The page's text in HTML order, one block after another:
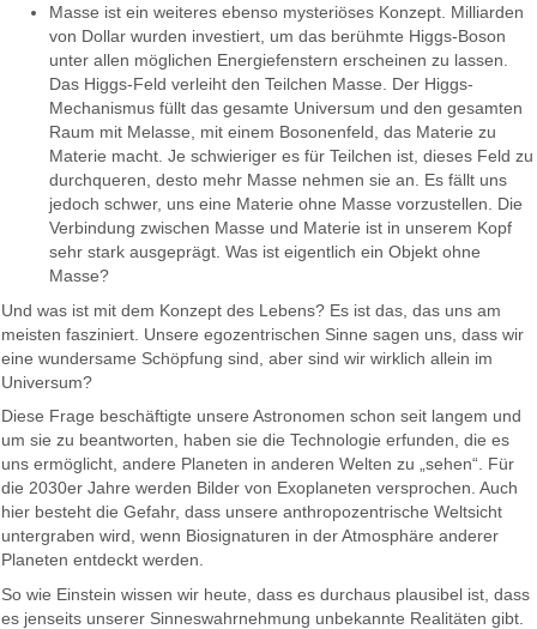
Masse ist ein weiteres ebenso mysteriöses Konzept. Milliarden
von Dollar wurden investiert, um das berühmte Higgs-Boson
unter allen möglichen Energiefenstern erscheinen zu lassen.
Das Higgs-Feld verleiht den Teilchen Masse. Der Higgs-
Mechanismus füllt das gesamte Universum und den gesamten
Raum mit Melasse, mit einem Bosonenfeld, das Materie zu
Materie macht. Je schwieriger es für Teilchen ist, dieses Feld zu
durchqueren, desto mehr Masse nehmen sie an. Es fällt uns
jedoch schwer, uns eine Materie ohne Masse vorzustellen. Die
Verbindung zwischen Masse und Materie ist in unserem Kopf
sehr stark ausgeprägt. Was ist eigentlich ein Objekt ohne
Masse?
Und was ist mit dem Konzept des Lebens? Es ist das, das uns am
meisten fasziniert. Unsere egozentrischen Sinne sagen uns, dass wir
eine wundersame Schöpfung sind, aber sind wir wirklich allein im
Universum?
Diese Frage beschäftigte unsere Astronomen schon seit langem und
um sie zu beantworten, haben sie die Technologie erfunden, die es
uns ermöglicht, andere Planeten in anderen Welten zu „sehen“. Für
die 2030er Jahre werden Bilder von Exoplaneten versprochen. Auch
hier besteht die Gefahr, dass unsere anthropozentrische Weltsicht
untergraben wird, wenn Biosignaturen in der Atmosphäre anderer
Planeten entdeckt werden.
So wie Einstein wissen wir heute, dass es durchaus plausibel ist, dass
es jenseits unserer Sinneswahrnehmung unbekannte Realitäten gibt.